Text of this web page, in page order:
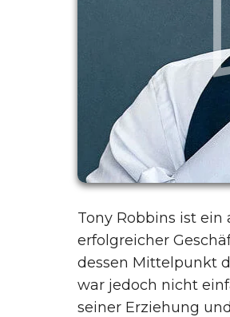
Tony Robbins ist
erfolgreicher
dessen Mittelpunkt
war jedoch nicht
seiner Erziehung